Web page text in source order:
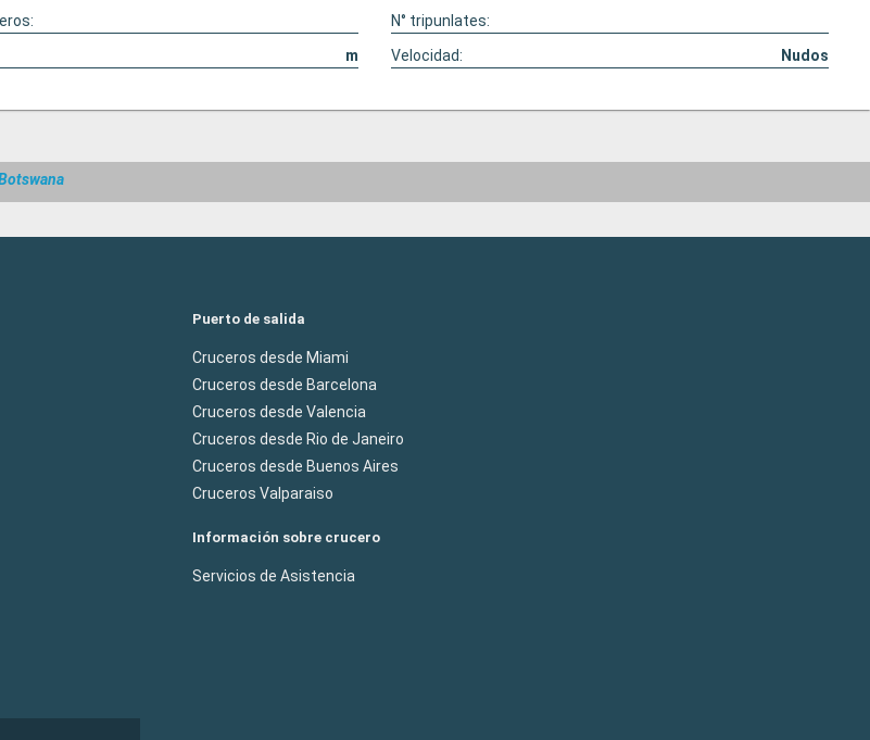
N° tripunlates:
m Velocidad: Nudos
Puerto de salida
Cruceros desde Miami
Cruceros desde Barcelona
Cruceros desde Valencia
Cruceros desde Rio de Janeiro
Cruceros desde Buenos Aires
Cruceros Valparaiso
Información sobre crucero
Servicios de Asistencia